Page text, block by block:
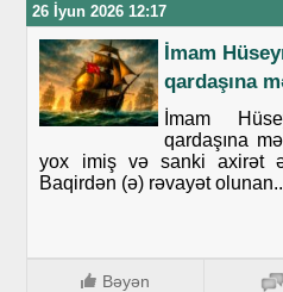
26 İyun 2026 12:17
İmam
qardaşına
İmam
qardaşına
yox imiş və sanki axirət
Baqirdən (ə) rəvayət
Bəyən